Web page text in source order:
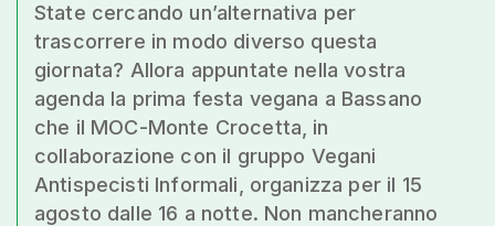
State cercando un’alternativa per
trascorrere in modo diverso questa
giornata? Allora appuntate nella vostra
agenda la prima festa vegana a Bassano
che il MOC-Monte Crocetta, in
collaborazione con il gruppo Vegani
Antispecisti Informali, organizza per il 15
agosto dalle 16 a notte. Non mancheranno